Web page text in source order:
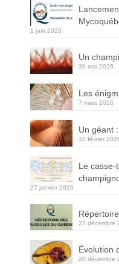
1 juin 2026
Un
30 mai 2026
Les
7 mars 2026
Un géant
10 février
Le casse-
27 janvier 2026
22 décembre
Évolution
20 décembre